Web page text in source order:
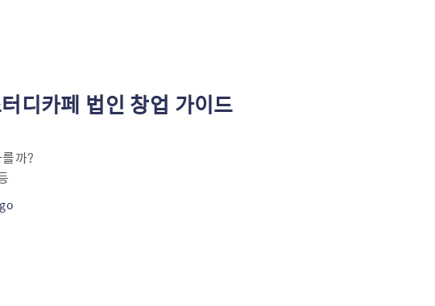
디카페 법인 창업 가이드
까?